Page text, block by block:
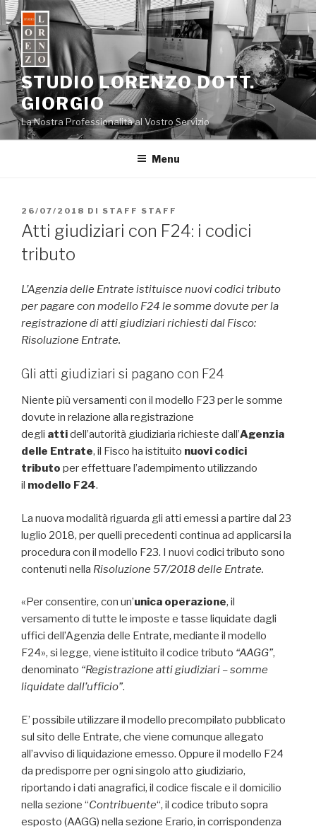
Salta
al
contenuto
STUDIO LORENZO DOTT.
GIORGIO
La Nostra Professionalità al Vostro Servizio
Menu
PUBBLICATO
IL
26/07/2018 DI STAFF STAFF
Atti giudiziari con F24: i codici
tributo
L’Agenzia delle Entrate istituisce nuovi codici tributo
per pagare con modello F24 le somme dovute per la
registrazione di atti giudiziari richiesti dal Fisco:
Risoluzione Entrate.
Gli atti giudiziari si pagano con F24
Niente più versamenti con il modello F23 per le somme
dovute in relazione alla registrazione
degli attidell’autorità giudiziaria richieste dall’Agenzia
delle Entrate, il Fisco ha istituito nuovi codici
tributo per effettuare l’adempimento utilizzando
il modello F24.
La nuova modalità riguarda gli atti emessi a partire dal 23
luglio 2018, per quelli precedenti continua ad applicarsi la
procedura con il modello F23. I nuovi codici tributo sono
contenuti nella Risoluzione 57/2018 delle Entrate.
«Per consentire, con un’unica operazione, il
versamento di tutte le imposte e tasse liquidate dagli
uffici dell’Agenzia delle Entrate, mediante il modello
F24», si legge, viene istituito il codice tributo “AAGG”,
denominato “Registrazione atti giudiziari – somme
liquidate dall’ufficio”.
E’ possibile utilizzare il modello precompilato pubblicato
sul sito delle Entrate, che viene comunque allegato
all’avviso di liquidazione emesso. Oppure il modello F24
da predisporre per ogni singolo atto giudiziario,
riportando i dati anagrafici, il codice fiscale e il domicilio
nella sezione “Contribuente“, il codice tributo sopra
esposto (AAGG) nella sezione Erario, in corrispondenza